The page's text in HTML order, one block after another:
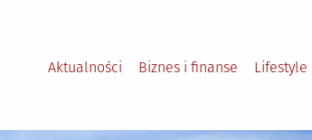
Aktualności Biznes i finanse Lifestyle